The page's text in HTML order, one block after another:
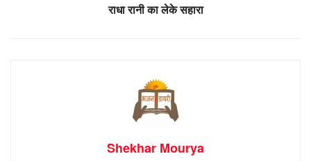
राधा रानी का लेके सहारा
Shekhar Mourya